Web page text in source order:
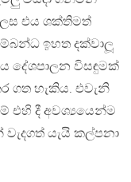
එය ශක්තිමත්
ඉහත දක්වාලූ
දේශපාලන විසඳුමක්
ගත හැකිය. එවැනි
එහි දී අවශ්‍යයෙන්ම
යැයි කල්පනා